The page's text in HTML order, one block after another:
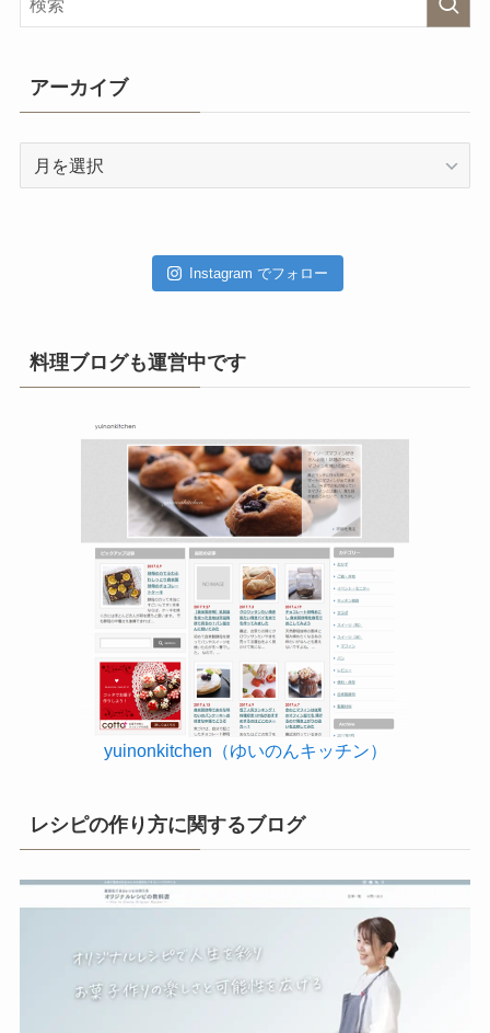
アーカイブ
Instagram でフォロー
料理ブログも運営中です
yuinonkitchen（ゆいのんキッチン）
レシピの作り方に関するブログ